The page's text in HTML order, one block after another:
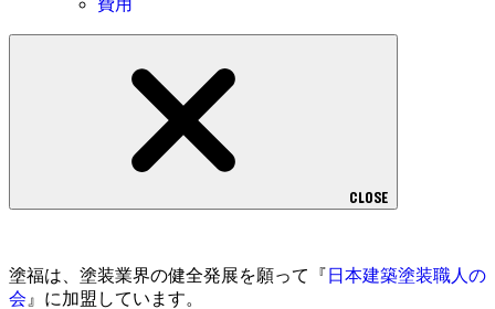
CLOSE
塗福は、塗装業界の健全発展を願って『 日本建築塗装職人の
会 』に加盟しています。